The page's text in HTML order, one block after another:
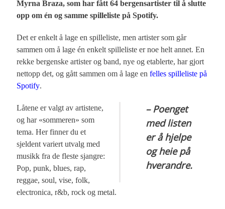
Myrna Braza, som har fått 64 bergensartister til å slutte
opp om én og samme spilleliste på Spotify.
Det er enkelt å lage en spilleliste, men artister som går
sammen om å lage én enkelt spilleliste er noe helt annet. En
rekke bergenske artister og band, nye og etablerte, har gjort
nettopp det, og gått sammen om å lage enfelles spilleliste på
Spotify.
– Poenget
med listen
er å hjelpe
og heie på
hverandre.
Låtene er valgt av artistene,
og har «sommeren» som
tema. Her finner du et
sjeldent variert utvalg med
musikk fra de fleste sjangre:
Pop, punk, blues, rap,
reggae, soul, vise, folk,
electronica, r&b, rock og metal.